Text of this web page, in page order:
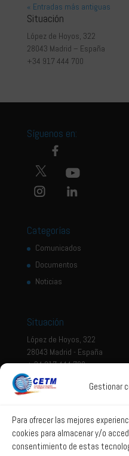
Gestionar
Para ofrecer las mejores
cookies para almacenar y/o
consentimiento de estas
« Entradas más antiguas
Situación
López de Hoyos, 322
28043 Madrid – España
+34 917 444 700
Categorías
Comunicados
Documentos
Noticias
Situación
López de Hoyos, 322
28043 Madrid - España
+ 34 917 444 700
Aviso legal
Política de privacidad
Política de Sistema Interno